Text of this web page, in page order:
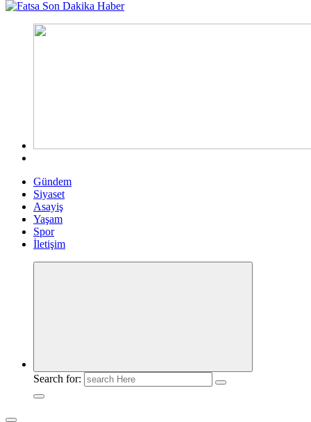
Gündem
Siyaset
Asayiş
Yaşam
Spor
İletişim
Search for: